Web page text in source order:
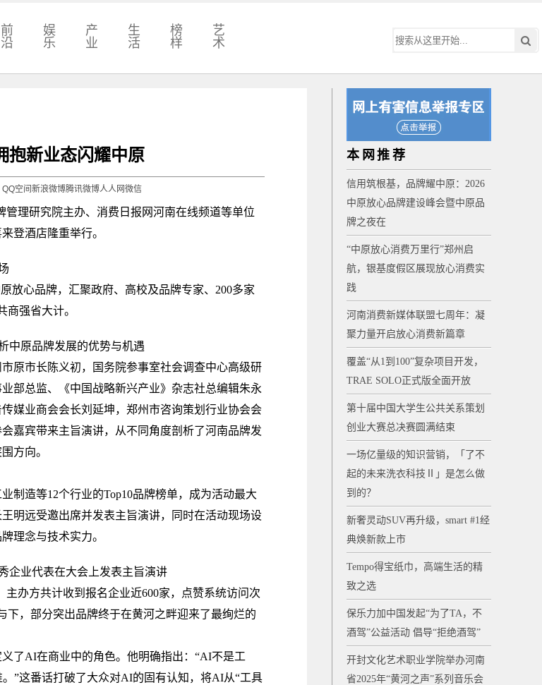
前
沿
娱
乐
产
业
生
活
榜
样
艺
术
抱新业态闪耀中原
QQ空间 新浪微博腾讯微博人人网微信
理研究院主办、消费日报网河南在线频道等单位
登酒店隆重举行。
心品牌，汇聚政府、高校及品牌专家、200多家
强省大计。
原品牌发展的优势与机遇
市长陈义初，国务院参事室社会调查中心高级研
部总监、《中国战略新兴产业》杂志社总编辑朱永
媒业商会会长刘延坤，郑州市咨询策划行业协会会
嘉宾带来主旨演讲，从不同角度剖析了河南品牌发
方向。
造等12个行业的Top10品牌榜单，成为活动最大
明远受邀出席并发表主旨演讲，同时在活动现场设
理念与技术实力。
业代表在大会上发表主旨演讲
办方共计收到报名企业近600家，点赞系统访问次
下，部分突出品牌终于在黄河之畔迎来了最绚烂的
AI在商业中的角色。他明确指出：“AI不是工
”这番话打破了大众对AI的固有认知，将AI从“工具
本网推荐
信用筑根基，品牌耀中原：2026
中原放心品牌建设峰会暨中原品
牌之夜在
“中原放心消费万里行”郑州启
航，银基度假区展现放心消费实
践
河南消费新媒体联盟七周年：凝
聚力量开启放心消费新篇章
覆盖“从1到100”复杂项目开发，
TRAE SOLO正式版全面开放
第十届中国大学生公共关系策划
创业大赛总决赛圆满结束
一场亿量级的知识营销，「了不
起的未来洗衣科技Ⅱ」是怎么做
到的？
新奢灵动SUV再升级，smart #1经
典焕新款上市
Tempo得宝纸巾，高端生活的精
致之选
保乐力加中国发起“为了TA，不
酒驾”公益活动 倡导“拒绝酒驾”
开封文化艺术职业学院举办河南
省2025年“黄河之声”系列音乐会